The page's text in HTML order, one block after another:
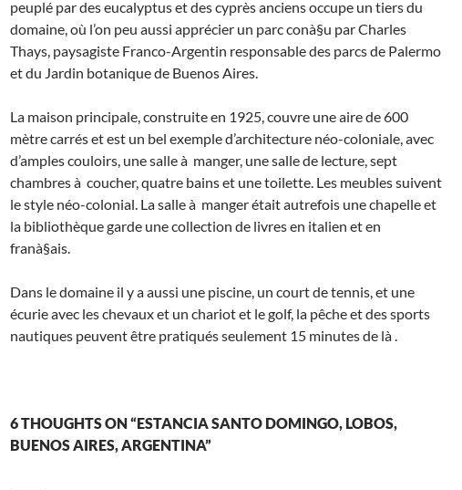
peuplé par des eucalyptus et des cyprès anciens occupe un tiers du
domaine, où l’on peu aussi apprécier un parc conà§u par Charles
Thays, paysagiste Franco-Argentin responsable des parcs de Palermo
et du Jardin botanique de Buenos Aires.
La maison principale, construite en 1925, couvre une aire de 600
mètre carrés et est un bel exemple d’architecture néo-coloniale, avec
d’amples couloirs, une salle à manger, une salle de lecture, sept
chambres à coucher, quatre bains et une toilette. Les meubles suivent
le style néo-colonial. La salle à manger était autrefois une chapelle et
la bibliothèque garde une collection de livres en italien et en
franà§ais.
Dans le domaine il y a aussi une piscine, un court de tennis, et une
écurie avec les chevaux et un chariot et le golf, la pêche et des sports
nautiques peuvent être pratiqués seulement 15 minutes de là .
6 THOUGHTS ON “ESTANCIA SANTO DOMINGO, LOBOS,
BUENOS AIRES, ARGENTINA”